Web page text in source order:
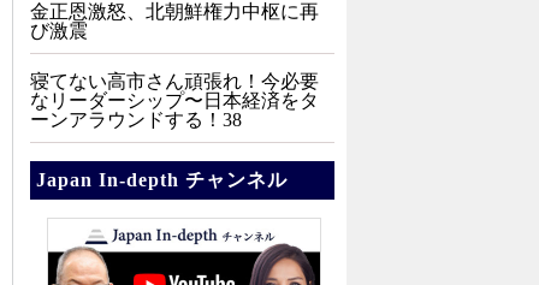
金正恩激怒、北朝鮮権力中枢に再
び激震
寝てない高市さん頑張れ！今必要
なリーダーシップ〜日本経済をタ
ーンアラウンドする！38
Japan In-depth チャンネル